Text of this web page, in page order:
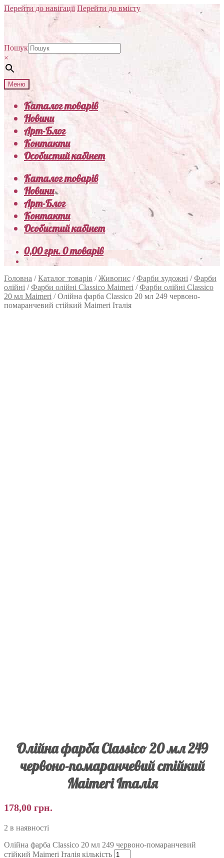
Перейти до навігації Перейти до вмісту
Пошук
×
Меню
Каталог товарів
Новини
Арт-Блог
Контакти
Особистий кабінет
Каталог товарів
Новини
Арт-Блог
Контакти
Особистий кабінет
0,00грн.0 товарів
Головна /Каталог товарів /Живопис /Фарби художні /Фарби
олійні /Фарби олійні Classico Maimeri /Фарби олійні Classico
20 мл Maimeri /Олійна фарба Classico 20 мл 249 червоно-
помаранчевий стійкий Maimeri Італія
Олійна фарба Classico 20 мл 249
червоно-помаранчевий стійкий
Maimeri Італія
178,00 грн.
2 в наявності
Олійна фарба Classico 20 мл 249 червоно-помаранчевий
стійкий Maimeri Італія кількість